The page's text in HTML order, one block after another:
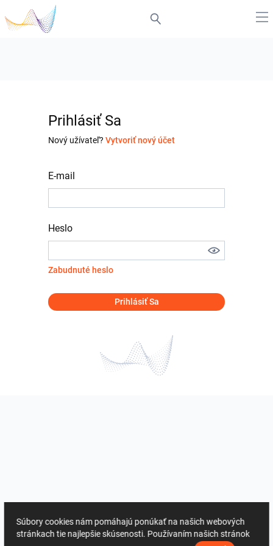
Prihlásiť Sa
Nový užívateľ? Vytvoriť nový účet
E-mail
Heslo
Zabudnuté heslo
Prihlásiť Sa
Súbory cookies nám pomáhajú ponúkať na našich webových
stránkach tie najlepšie skúsenosti. Používaním našich stránok